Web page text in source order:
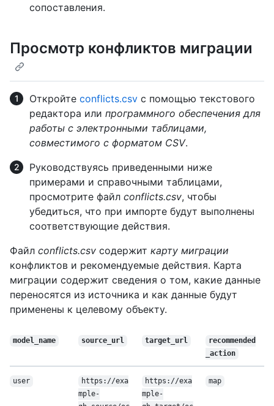
сопоставления.
Просмотр конфликтов миграции
Откройте conflicts.csv с помощью текстового
редактора или программного обеспечения для
работы с электронными таблицами,
совместимого с форматом CSV.
Руководствуясь приведенными ниже
примерами и справочными таблицами,
просмотрите файл conflicts.csv, чтобы
убедиться, что при импорте будут выполнены
соответствующие действия.
Файл conflicts.csv содержит карту миграции
конфликтов и рекомендуемые действия. Карта
миграции содержит сведения о том, какие данные
переносятся из источника и как данные будут
применены к целевому объекту.
model_name source_url target_url
recommended
_action
user
https://exa
mple-
https://exa
mple-
map